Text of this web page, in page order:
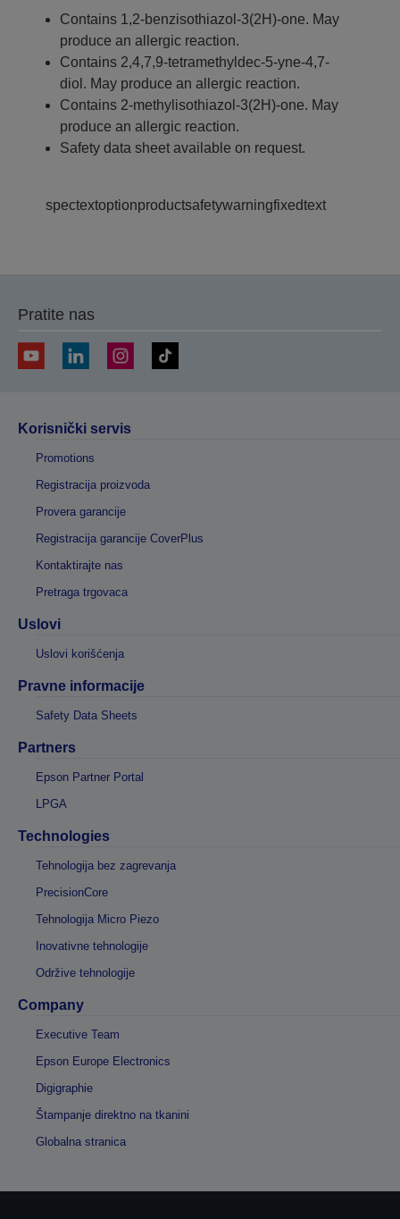
Contains 1,2-benzisothiazol-3(2H)-one. May
produce an allergic reaction.
Contains 2,4,7,9-tetramethyldec-5-yne-4,7-
diol. May produce an allergic reaction.
Contains 2-methylisothiazol-3(2H)-one. May
produce an allergic reaction.
Safety data sheet available on request.
spectextoptionproductsafetywarningfixedtext
Pratite nas
Korisnički servis
Promotions
Registracija proizvoda
Provera garancije
Registracija garancije CoverPlus
Kontaktirajte nas
Pretraga trgovaca
Uslovi
Uslovi korišćenja
Pravne informacije
Safety Data Sheets
Partners
Epson Partner Portal
LPGA
Technologies
Tehnologija bez zagrevanja
PrecisionCore
Tehnologija Micro Piezo
Inovativne tehnologije
Održive tehnologije
Company
Executive Team
Epson Europe Electronics
Digigraphie
Štampanje direktno na tkanini
Globalna stranica